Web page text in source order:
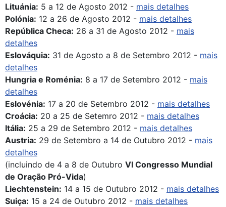
Lituánia: 5 a 12 de Agosto 2012 - mais detalhes
Polónia: 12 a 26 de Agosto 2012 - mais detalhes
República Checa: 26 a 31 de Agosto 2012 - mais
detalhes
Eslováquia: 31 de Agosto a 8 de Setembro 2012 - mais
detalhes
Hungria e Roménia: 8 a 17 de Setembro 2012 - mais
detalhes
Eslovénia: 17 a 20 de Setembro 2012 - mais detalhes
Croácia: 20 a 25 de Setemro 2012 - mais detalhes
Itália: 25 a 29 de Setembro 2012 - mais detalhes
Austria: 29 de Setembro a 14 de Outubro 2012 - mais
detalhes
(incluindo de 4 a 8 de Outubro VI Congresso Mundial
de Oração Pró-Vida)
Liechtenstein: 14 a 15 de Outubro 2012 - mais detalhes
Suiça: 15 a 24 de Outubro 2012 - mais detalhes